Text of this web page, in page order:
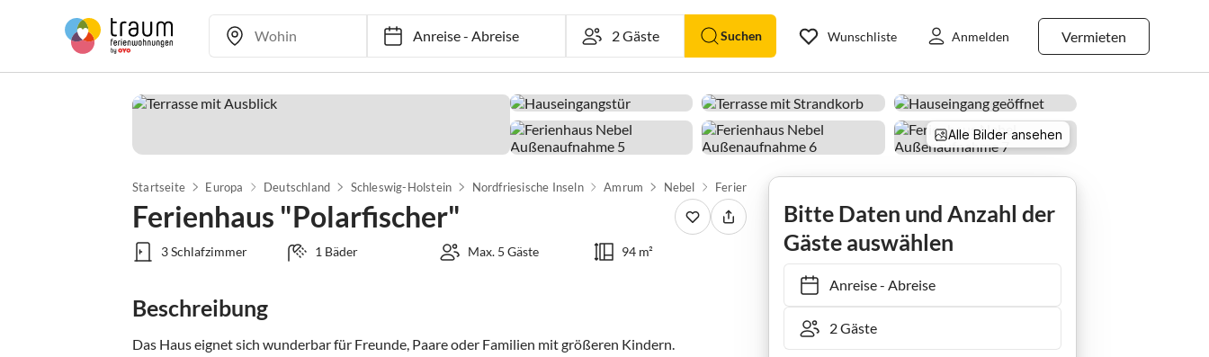
Anreise-Abreise Suchen Vermieten
Wunschliste Anmelden
Alle Bilder ansehen
Startseite Europa Deutschland Schleswig-Holstein Nordfriesische Inseln Amrum Nebel Ferienhaus "Polarfischer"
Ferienhaus "Polarfischer"
3 Schlafzimmer 1 Bäder Max. 5 Gäste 94 m²
Beschreibung
Das Haus eignet sich wunderbar für Freunde, Paare oder Familien mit größeren Kindern.
Bitte Daten und Anzahl der
Gäste auswählen
Anreise- Abreise